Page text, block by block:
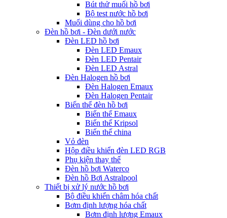
Bút thử muối hồ bơi
Bộ test nước hồ bơi
Muối dùng cho hồ bơi
Đèn hồ bơi - Đèn dưới nước
Đèn LED hồ bơi
Đèn LED Emaux
Đèn LED Pentair
Đèn LED Astral
Đèn Halogen hồ bơi
Đèn Halogen Emaux
Đèn Halogen Pentair
Biến thế đèn hồ bơi
Biến thế Emaux
Biến thế Kripsol
Biến thế china
Vỏ đèn
Hộp điều khiển đèn LED RGB
Phụ kiện thay thế
Đèn hồ bơi Waterco
Đèn hồ Bơi Astralpool
Thiết bị xử lý nước hồ bơi
Bộ điều khiển châm hóa chất
Bơm định lượng hóa chất
Bơm định lượng Emaux